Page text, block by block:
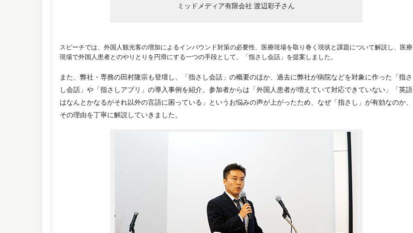
ミッドメディア有限会社 渡辺彩子さん
スピーチでは、外国人観光客の増加によるインバウンド対策の必要性、医療現場を取り巻く現状と課題について解説し、医療
現場で外国人患者とのやりとりを円滑にする一つの手段として、「指さし会話」を提案しました。
また、弊社・専務の田村隆宗も登壇し、「指さし会話」の概要のほか、過去に弊社が病院などを対象に作った「指さ
し会話」や「指さしアプリ」の導入事例を紹介。参加者からは「外国人患者が増えていて対応できていない」「英語
はなんとかなるがそれ以外の言語に困っている」というお悩みの声が上がったため、なぜ「指さし」が有効なのか、
その理由を丁寧に解説していきました。